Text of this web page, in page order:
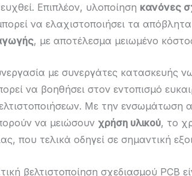
Επιπλέον, υλοποίηση κανόνες
να ελαχιστοποιήσει τα απόβλητα
, με αποτέλεσμα μειωμένο
με συνεργάτες κατασκευής
να βοηθήσει στον εντοπισμό
Με την ενσωμάτωση
να μειώσουν χρήση υλικού, το
που τελικά οδηγεί σε σημαντική
βελτιστοποίηση σχεδιασμού PCB